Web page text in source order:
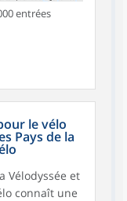
entrées
le vélo
Pays de la
Vélodyssée et
connaît une